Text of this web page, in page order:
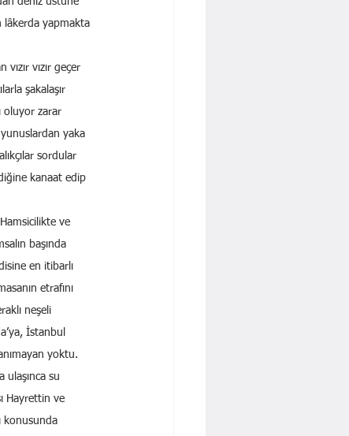
lâkerda yapmakta
vızır geçer
şakalaşır
oluyor zarar
yunuslardan yaka
sordular
kanaat edip
Hamsicilikte ve
başında
en itibarlı
etrafını
neşeli
İstanbul
yoktu.
ulaşınca su
Hayrettin ve
konusunda